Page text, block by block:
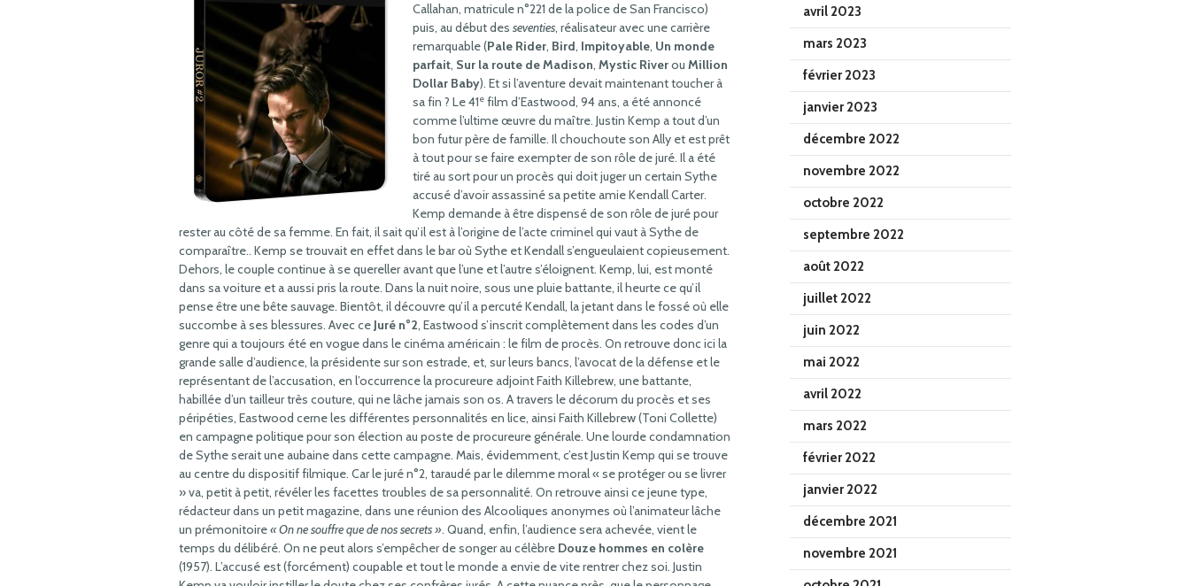
Callahan, matricule n°221 de la police de San Francisco)
puis, au début des seventies, réalisateur avec une carrière
remarquable (Pale Rider, Bird, Impitoyable, Un monde
parfait, Sur la route de Madison, Mystic Riverou Million
Dollar Baby). Et si l’aventure devait maintenant toucher à
sa fin ? Le 41e film d’Eastwood, 94 ans, a été annoncé
comme l’ultime œuvre du maître. Justin Kemp a tout d’un
bon futur père de famille. Il chouchoute son Ally et est prêt
à tout pour se faire exempter de son rôle de juré. Il a été
tiré au sort pour un procès qui doit juger un certain Sythe
accusé d’avoir assassiné sa petite amie Kendall Carter.
Kemp demande à être dispensé de son rôle de juré pour
rester au côté de sa femme. En fait, il sait qu’il est à l’origine de l’acte criminel qui vaut à Sythe de
comparaître.. Kemp se trouvait en effet dans le bar où Sythe et Kendall s’engueulaient copieusement.
Dehors, le couple continue à se quereller avant que l’une et l’autre s’éloignent. Kemp, lui, est monté
dans sa voiture et a aussi pris la route. Dans la nuit noire, sous une pluie battante, il heurte ce qu’il
pense être une bête sauvage. Bientôt, il découvre qu’il a percuté Kendall, la jetant dans le fossé où elle
succombe à ses blessures. Avec ce Juré n°2, Eastwood s’inscrit complètement dans les codes d’un
genre qui a toujours été en vogue dans le cinéma américain : le film de procès. On retrouve donc ici la
grande salle d’audience, la présidente sur son estrade, et, sur leurs bancs, l’avocat de la défense et le
représentant de l’accusation, en l’occurrence la procureure adjoint Faith Killebrew, une battante,
habillée d’un tailleur très couture, qui ne lâche jamais son os. A travers le décorum du procès et ses
péripéties, Eastwood cerne les différentes personnalités en lice, ainsi Faith Killebrew (Toni Collette)
en campagne politique pour son élection au poste de procureure générale. Une lourde condamnation
de Sythe serait une aubaine dans cette campagne. Mais, évidemment, c’est Justin Kemp qui se trouve
au centre du dispositif filmique. Car le juré n°2, taraudé par le dilemme moral « se protéger ou se livrer
» va, petit à petit, révéler les facettes troubles de sa personnalité. On retrouve ainsi ce jeune type,
rédacteur dans un petit magazine, dans une réunion des Alcooliques anonymes où l’animateur lâche
un prémonitoire« On ne souffre que de nos secrets ». Quand, enfin, l’audience sera achevée, vient le
temps du délibéré. On ne peut alors s’empêcher de songer au célèbre Douze hommes en colère
(1957). L’accusé est (forcément) coupable et tout le monde a envie de vite rentrer chez soi. Justin
avril 2023
mars 2023
février 2023
janvier 2023
décembre 2022
novembre 2022
octobre 2022
septembre 2022
août 2022
juillet 2022
juin 2022
mai 2022
avril 2022
mars 2022
février 2022
janvier 2022
décembre 2021
novembre 2021